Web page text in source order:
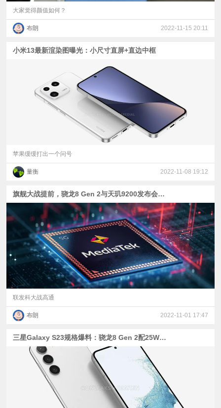
大家觉得颜值如何？
布朗 2022-11-15 20:11
小米13最新渲染图曝光：小尺寸直屏+直边中框
苹果缓缓打出一个问号
量衡 2022-11-08 19:12
旗舰大战提前，骁龙8 Gen 2与天玑9200发布会定档
联发科大战高通
布朗 2022-11-01 17:47
三星Galaxy S23规格爆料：骁龙8 Gen 2配25W快充